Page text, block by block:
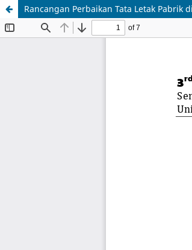
Rancangan Perbaikan Tata Letak Pabrik